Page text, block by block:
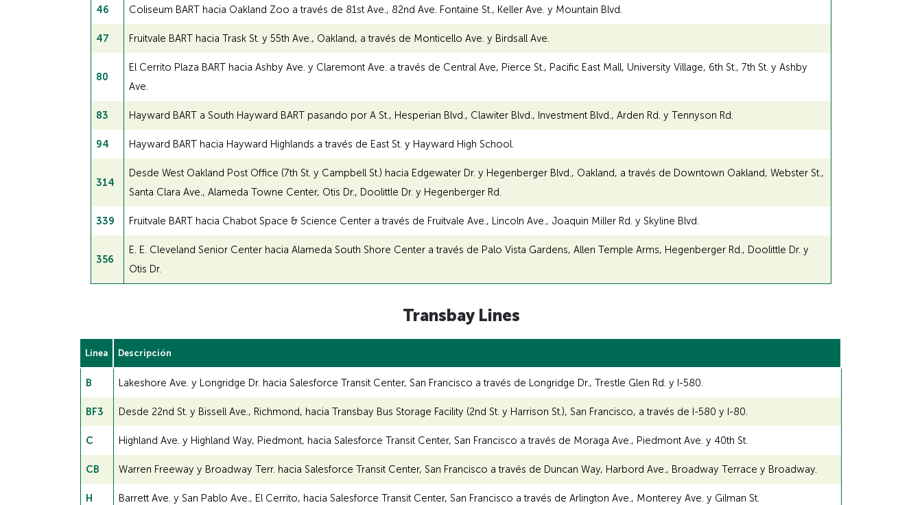
46 Coliseum BART hacia Oakland Zoo a través de 81st Ave., 82nd Ave. Fontaine St., Keller Ave. y Mountain Blvd.
47 Fruitvale BART hacia Trask St. y 55th Ave., Oakland, a través de Monticello Ave. y Birdsall Ave.
80
El Cerrito Plaza BART hacia Ashby Ave. y Claremont Ave. a través de Central Ave, Pierce St., Pacific East Mall, University Village, 6th St., 7th St. y Ashby
Ave.
83 Hayward BART a South Hayward BART pasando por A St., Hesperian Blvd., Clawiter Blvd., Investment Blvd., Arden Rd. y Tennyson Rd.
94 Hayward BART hacia Hayward Highlands a través de East St. y Hayward High School.
314
Desde West Oakland Post Office (7th St. y Campbell St.) hacia Edgewater Dr. y Hegenberger Blvd., Oakland, a través de Downtown Oakland, Webster St.,
Santa Clara Ave., Alameda Towne Center, Otis Dr., Doolittle Dr. y Hegenberger Rd.
339 Fruitvale BART hacia Chabot Space & Science Center a través de Fruitvale Ave., Lincoln Ave., Joaquin Miller Rd. y Skyline Blvd.
356
E. E. Cleveland Senior Center hacia Alameda South Shore Center a través de Palo Vista Gardens, Allen Temple Arms, Hegenberger Rd., Doolittle Dr. y
Otis Dr.
Transbay Lines
Línea Descripción
B Lakeshore Ave. y Longridge Dr. hacia Salesforce Transit Center, San Francisco a través de Longridge Dr., Trestle Glen Rd. y I-580.
BF3 Desde 22nd St. y Bissell Ave., Richmond, hacia Transbay Bus Storage Facility (2nd St. y Harrison St.), San Francisco, a través de I-580 y I-80.
C Highland Ave. y Highland Way, Piedmont, hacia Salesforce Transit Center, San Francisco a través de Moraga Ave., Piedmont Ave. y 40th St.
CB Warren Freeway y Broadway Terr. hacia Salesforce Transit Center, San Francisco a través de Duncan Way, Harbord Ave., Broadway Terrace y Broadway.
H Barrett Ave. y San Pablo Ave., El Cerrito, hacia Salesforce Transit Center, San Francisco a través de Arlington Ave., Monterey Ave. y Gilman St.